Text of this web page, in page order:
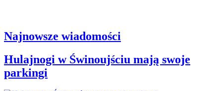
Najnowsze wiadomości
Hulajnogi w Świnoujściu mają swoje
parkingi